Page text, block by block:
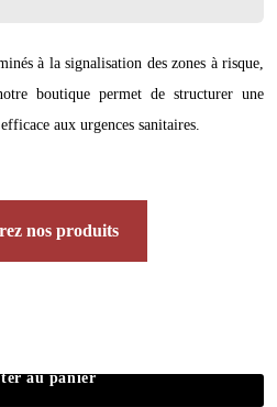
à la signalisation des zones à risque,
boutique permet de structurer une
aux urgences sanitaires.
nos produits
au panier